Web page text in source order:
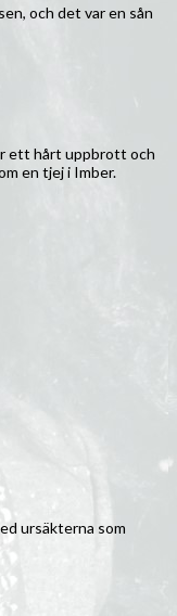
och det var en sån
ett hårt uppbrott och
en tjej i Imber.
ursäkterna som